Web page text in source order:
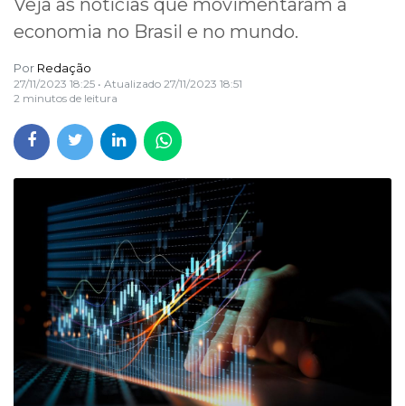
economia no Brasil e no mundo.
Por Redação
27/11/2023 18:25 • Atualizado 27/11/2023 18:51
2 minutos de leitura